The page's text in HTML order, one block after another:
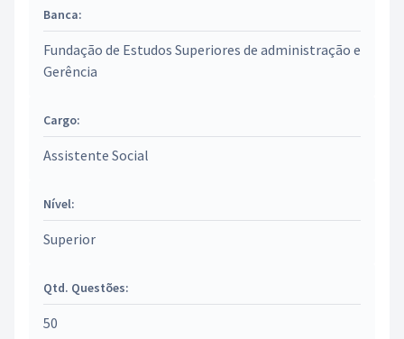
Banca:
Fundação de Estudos Superiores de administração e
Gerência
Cargo:
Assistente Social
Nível:
Superior
Qtd. Questões:
50